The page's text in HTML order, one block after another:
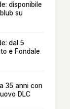
disponibile
su
dal 5
e Fondale
35 anni con
DLC